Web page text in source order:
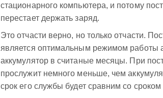
стационарного компьютера, и потому
перестает держать заряд.
Это отчасти верно, но только отчасти.
является оптимальным режимом работы
аккумулятор в считаные месяцы. При
прослужит немного меньше, чем
срок его службы будет сравним со